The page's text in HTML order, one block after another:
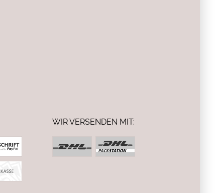
WIR VERSENDEN MIT: